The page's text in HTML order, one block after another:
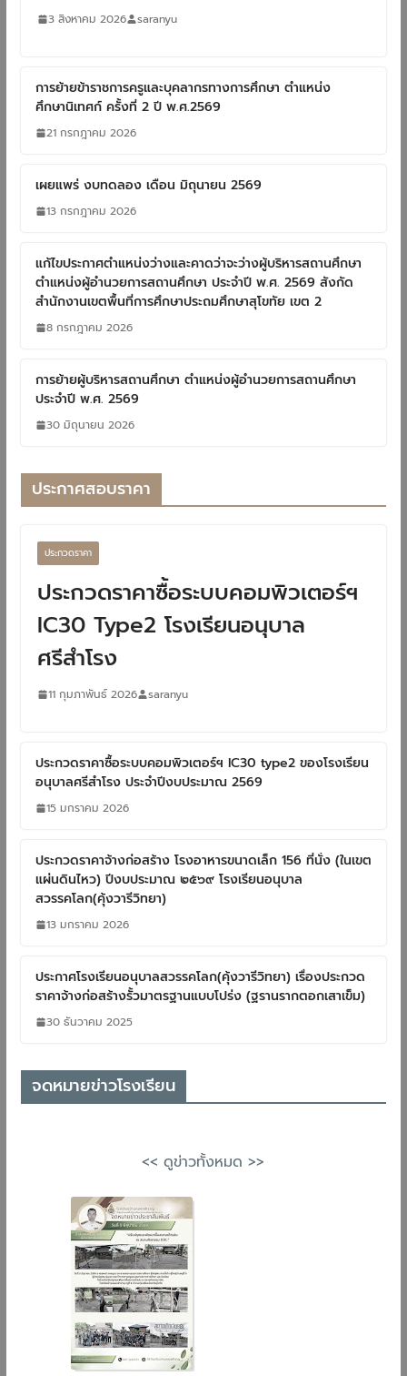
3 สิงหาคม 2026 saranyu
การย้ายข้าราชการครูและบุคลากรทางการศึกษา ตำแหน่ง
ศึกษานิเทศก์ ครั้งที่ 2 ปี พ.ศ.2569
21 กรกฎาคม 2026
เผยแพร่ งบทดลอง เดือน มิถุนายน 2569
13 กรกฎาคม 2026
แก้ไขประกาศตำแหน่งว่างและคาดว่าจะว่างผู้บริหารสถานศึกษา
ตำแหน่งผู้อำนวยการสถานศึกษา ประจำปี พ.ศ. 2569 สังกัด
สำนักงานเขตพื้นที่การศึกษาประถมศึกษาสุโขทัย เขต 2
8 กรกฎาคม 2026
การย้ายผู้บริหารสถานศึกษา ตำแหน่งผู้อำนวยการสถานศึกษา
ประจำปี พ.ศ. 2569
30 มิถุนายน 2026
ประกาศสอบราคา
ประกวดราคา
ประกวดราคาซื้อระบบคอมพิวเตอร์ฯ
IC30 Type2 โรงเรียนอนุบาล
ศรีสำโรง
11 กุมภาพันธ์ 2026 saranyu
ประกวดราคาซื้อระบบคอมพิวเตอร์ฯ IC30 type2 ของโรงเรียน
อนุบาลศรีสำโรง ประจำปีงบประมาณ 2569
15 มกราคม 2026
ประกวดราคาจ้างก่อสร้าง โรงอาหารขนาดเล็ก 156 ที่นั่ง (ในเขต
แผ่นดินไหว) ปีงบประมาณ ๒๕๖๙ โรงเรียนอนุบาล
สวรรคโลก(คุ้งวารีวิทยา)
13 มกราคม 2026
ประกาศโรงเรียนอนุบาลสวรรคโลก(คุ้งวารีวิทยา) เรื่องประกวด
ราคาจ้างก่อสร้างรั้วมาตรฐานแบบโปร่ง (ฐรานรากตอกเสาเข็ม)
30 ธันวาคม 2025
จดหมายข่าวโรงเรียน
<< ดูข่าวทั้งหมด >>